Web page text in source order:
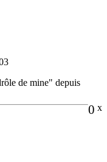
de mine" depuis
0 x